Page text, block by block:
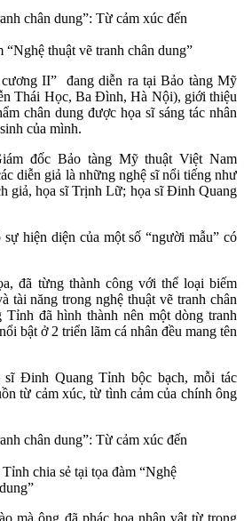
“Nghệ thuật vẽ tranh chân dung”
II” đang diễn ra tại Bảo tàng Mỹ
Thái Học, Ba Đình, Hà Nội), giới thiệu
chân dung được họa sĩ sáng tác nhân
của mình.
đốc Bảo tàng Mỹ thuật Việt Nam
diễn giả là những nghệ sĩ nổi tiếng như
giả, họa sĩ Trịnh Lữ; họa sĩ Đinh Quang
hiện diện của một số “người mẫu” có
đã từng thành công với thể loại biếm
tài năng trong nghệ thuật vẽ tranh chân
đã hình thành nên một dòng tranh
bật ở 2 triển lãm cá nhân đều mang tên
sĩ Đinh Quang Tỉnh bộc bạch, mỗi tác
từ cảm xúc, từ tình cảm của chính ông
chia sẻ tại tọa đàm “Nghệ
mà ông đã phác họa nhân vật từ trong